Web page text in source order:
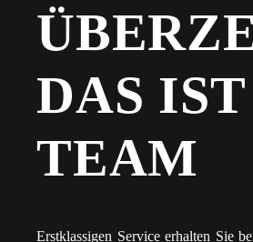
DAS
TEAM
Erstklassigen Service erhalten Sie